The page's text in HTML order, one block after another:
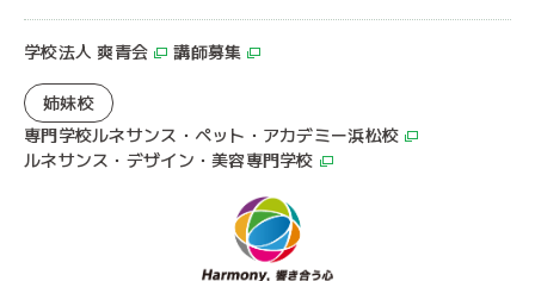
学校法人 爽青会 講師募集
姉妹校
専門学校ルネサンス・ペット・アカデミー浜松校
ルネサンス・デザイン・美容専門学校